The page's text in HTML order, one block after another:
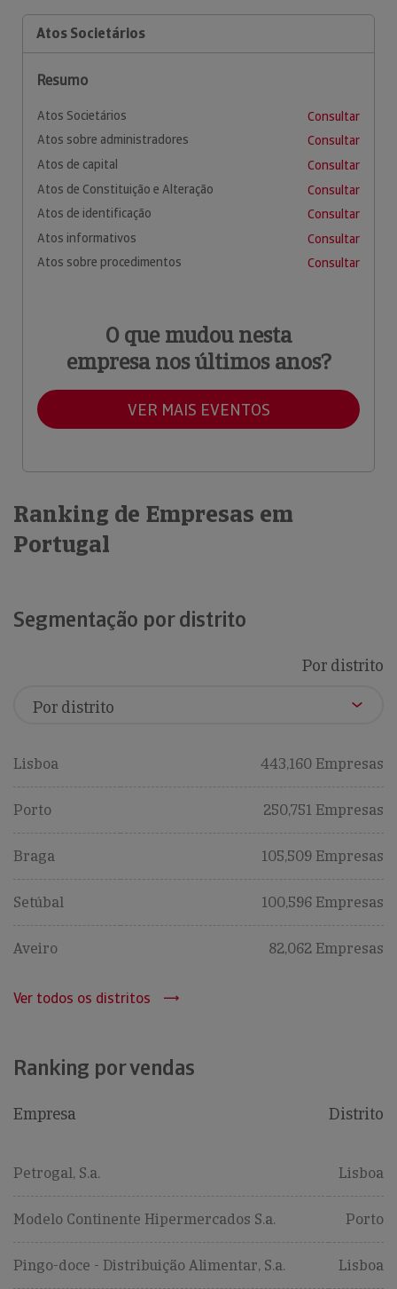
Atos Societários
Resumo
Atos Societários
Consultar
Atos sobre administradores
Consultar
Atos de capital
Consultar
Atos de Constituição e Alteração
Consultar
Atos de identificação
Consultar
Atos informativos
Consultar
Atos sobre procedimentos
Consultar
O que mudou nesta
empresa nos últimos anos?
VER MAIS EVENTOS
Ranking de Empresas em
Portugal
Segmentação por distrito
Por distrito
Lisboa 443,160 Empresas
Porto 250,751 Empresas
Braga 105,509 Empresas
Setúbal 100,596 Empresas
Aveiro 82,062 Empresas
Ver todos os distritos
Ranking por vendas
Empresa Distrito
Petrogal, S.a. Lisboa
Modelo Continente Hipermercados S.a. Porto
Pingo-doce - Distribuição Alimentar, S.a. Lisboa